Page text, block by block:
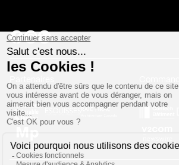
Page Facebook de Kollectif
Page Instagram de Kollectif
Page Linkedin de Kollectif
Bâtiment-Durable-Québec-1
MP-1 v2com-1